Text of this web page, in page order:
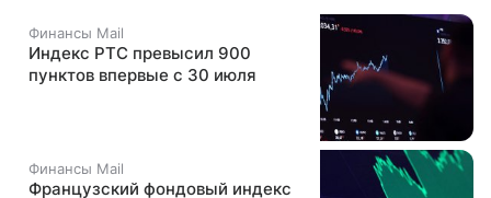
Финансы Mail
Индекс РТС превысил 900
пунктов впервые с 30 июля
Финансы Mail
Французский фондовый индекс